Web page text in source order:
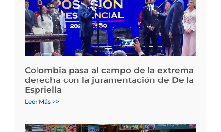
Colombia pasa al campo de la extrema
derecha con la juramentación de De la
Espriella
Leer Más >>